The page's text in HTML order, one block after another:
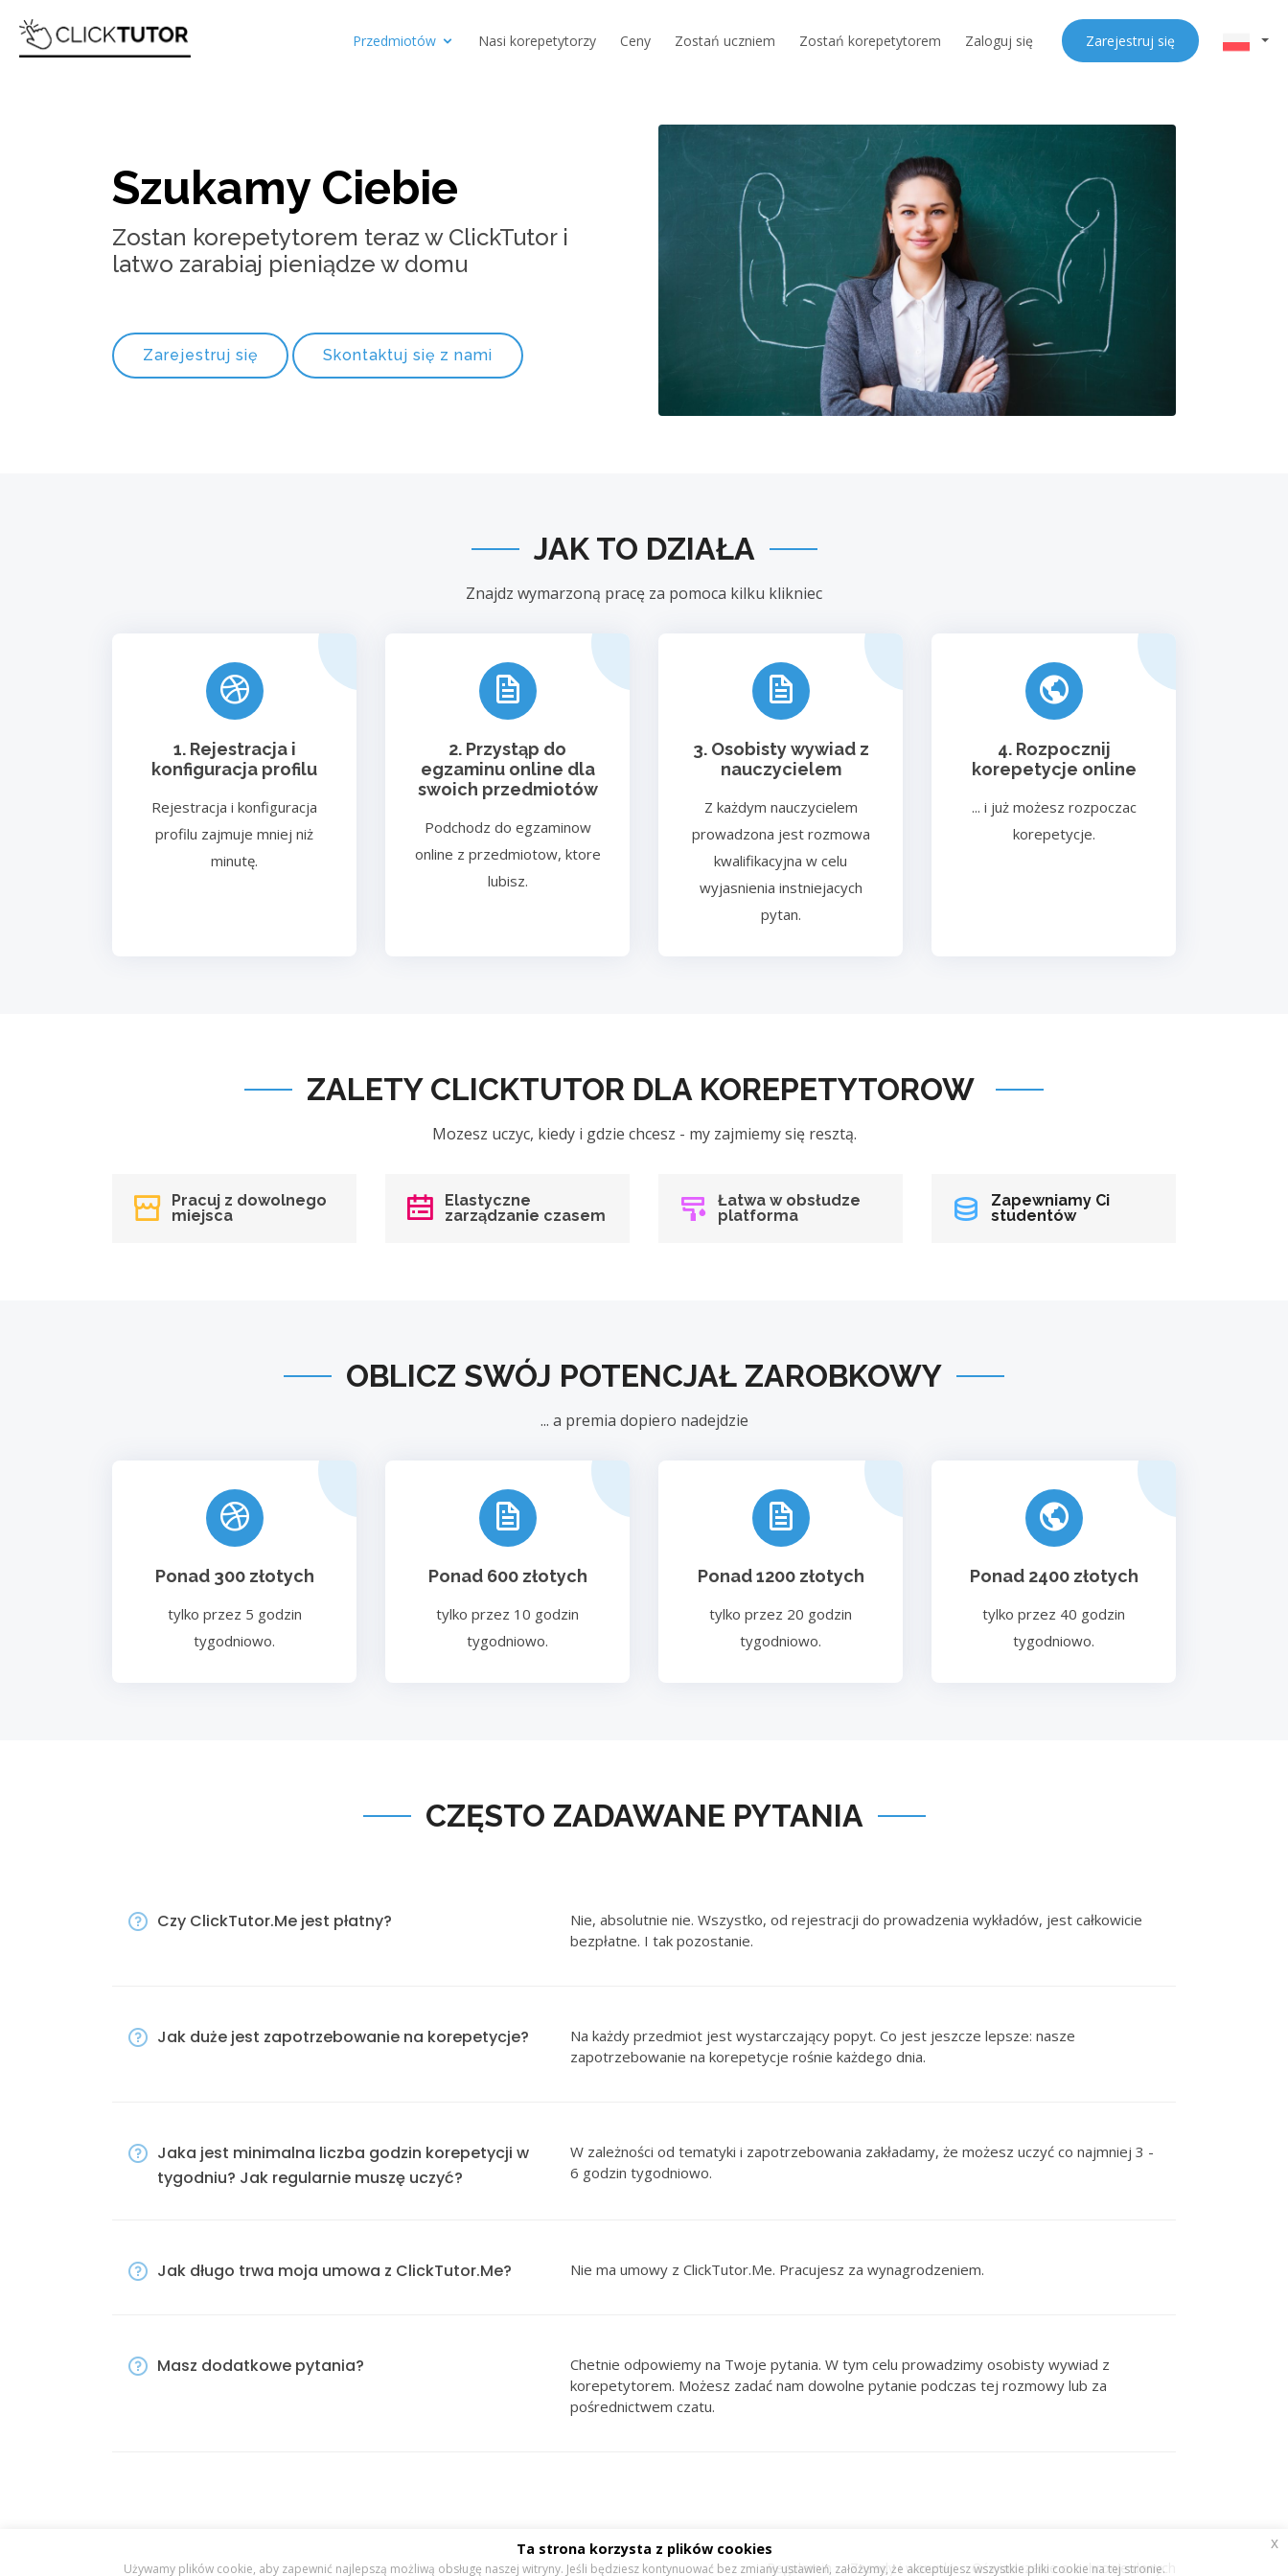
Przedmiotów Nasi korepetytorzy Ceny Zostań uczniem Zostań korepetytorem Zaloguj się Zarejestruj się
Szukamy Ciebie
Zostan korepetytorem teraz w ClickTutor i
latwo zarabiaj pieniądze w domu
Zarejestruj się Skontaktuj się z nami
JAK TO DZIAŁA
Znajdz wymarzoną pracę za pomoca kilku klikniec
1. Rejestracja i
konfiguracja profilu
Rejestracja i konfiguracja
profilu zajmuje mniej niż
minutę.
2. Przystąp do
egzaminu online dla
swoich przedmiotów
Podchodz do egzaminow
online z przedmiotow, ktore
lubisz.
3. Osobisty wywiad z
nauczycielem
Z każdym nauczycielem
prowadzona jest rozmowa
kwalifikacyjna w celu
wyjasnienia instniejacych
pytan.
4. Rozpocznij
korepetycje online
... i już możesz rozpoczac
korepetycje.
ZALETY CLICKTUTOR DLA KOREPETYTOROW
Mozesz uczyc, kiedy i gdzie chcesz - my zajmiemy się resztą.
Pracuj z dowolnego
miejsca
Elastyczne
zarządzanie czasem
Łatwa w obsłudze
platforma
Zapewniamy Ci
studentów
OBLICZ SWÓJ POTENCJAŁ ZAROBKOWY
... a premia dopiero nadejdzie
Ponad 300 złotych
tylko przez 5 godzin
tygodniowo.
Ponad 600 złotych
tylko przez 10 godzin
tygodniowo.
Ponad 1200 złotych
tylko przez 20 godzin
tygodniowo.
Ponad 2400 złotych
tylko przez 40 godzin
tygodniowo.
CZĘSTO ZADAWANE PYTANIA
Czy ClickTutor.Me jest płatny?
Nie, absolutnie nie. Wszystko, od rejestracji do prowadzenia wykładów, jest całkowicie
bezpłatne. I tak pozostanie.
Jak duże jest zapotrzebowanie na korepetycje?
Na każdy przedmiot jest wystarczający popyt. Co jest jeszcze lepsze: nasze
zapotrzebowanie na korepetycje rośnie każdego dnia.
Jaka jest minimalna liczba godzin korepetycji w
tygodniu? Jak regularnie muszę uczyć?
W zależności od tematyki i zapotrzebowania zakładamy, że możesz uczyć co najmniej 3 -
6 godzin tygodniowo.
Jak długo trwa moja umowa z ClickTutor.Me? Nie ma umowy z ClickTutor.Me. Pracujesz za wynagrodzeniem.
Masz dodatkowe pytania?
Chetnie odpowiemy na Twoje pytania. W tym celu prowadzimy osobisty wywiad z
korepetytorem. Możesz zadać nam dowolne pytanie podczas tej rozmowy lub za
pośrednictwem czatu.
Regulamin Zasady i warunki Oświadczenie o ochronie danych
Ta strona korzysta z plików cookies
Używamy plików cookie, aby zapewnić najlepszą możliwą obsługę naszej witryny. Jeśli będziesz kontynuować bez zmiany ustawień, założymy, że akceptujesz wszystkie pliki cookie na tej stronie.
x